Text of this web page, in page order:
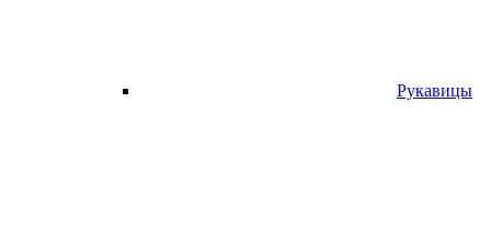
Рукавицы